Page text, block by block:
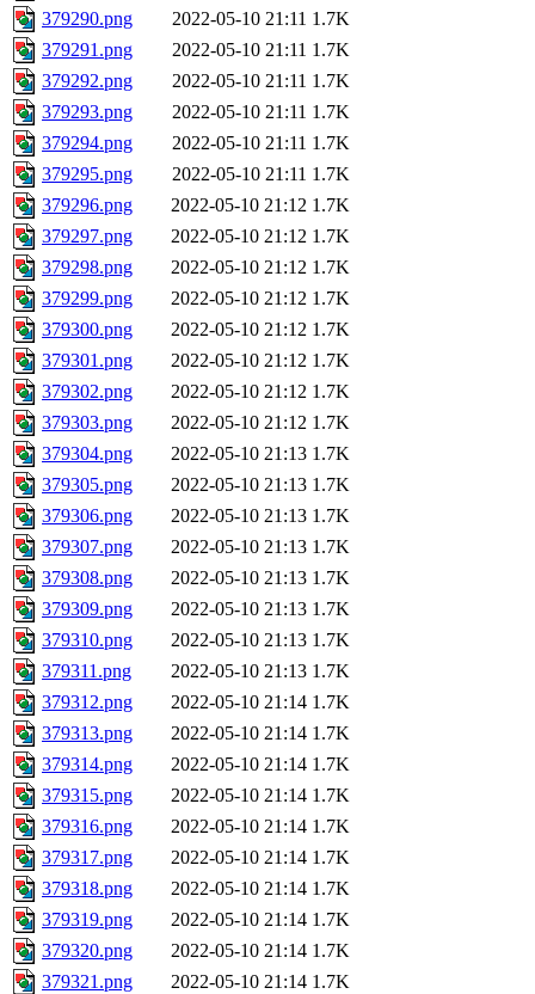
379290.png
2022-05-10 21:11 1.7K
379291.png
2022-05-10 21:11 1.7K
379292.png
2022-05-10 21:11 1.7K
379293.png
2022-05-10 21:11 1.7K
379294.png
2022-05-10 21:11 1.7K
379295.png
2022-05-10 21:11 1.7K
379296.png
2022-05-10 21:12 1.7K
379297.png
2022-05-10 21:12 1.7K
379298.png
2022-05-10 21:12 1.7K
379299.png
2022-05-10 21:12 1.7K
379300.png
2022-05-10 21:12 1.7K
379301.png
2022-05-10 21:12 1.7K
379302.png
2022-05-10 21:12 1.7K
379303.png
2022-05-10 21:12 1.7K
379304.png
2022-05-10 21:13 1.7K
379305.png
2022-05-10 21:13 1.7K
379306.png
2022-05-10 21:13 1.7K
379307.png
2022-05-10 21:13 1.7K
379308.png
2022-05-10 21:13 1.7K
379309.png
2022-05-10 21:13 1.7K
379310.png
2022-05-10 21:13 1.7K
379311.png
2022-05-10 21:13 1.7K
379312.png
2022-05-10 21:14 1.7K
379313.png
2022-05-10 21:14 1.7K
379314.png
2022-05-10 21:14 1.7K
379315.png
2022-05-10 21:14 1.7K
379316.png
2022-05-10 21:14 1.7K
379317.png
2022-05-10 21:14 1.7K
379318.png
2022-05-10 21:14 1.7K
379319.png
2022-05-10 21:14 1.7K
379320.png
2022-05-10 21:14 1.7K
379321.png
2022-05-10 21:14 1.7K